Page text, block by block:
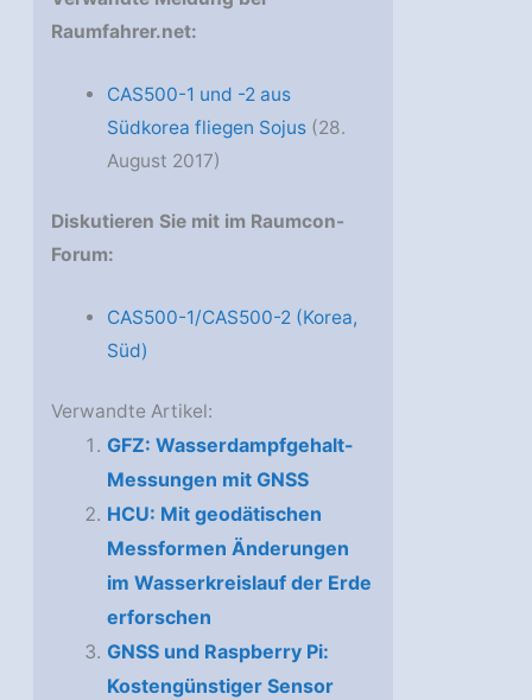
Raumfahrer.net:
CAS500-1 und -2 aus
Südkorea fliegen Sojus(28.
August 2017)
Diskutieren Sie mit im Raumcon-
Forum:
CAS500-1/CAS500-2 (Korea,
Süd)
Verwandte Artikel:
GFZ: Wasserdampfgehalt-
Messungen mit GNSS
HCU: Mit geodätischen
Messformen Änderungen
im Wasserkreislauf der Erde
erforschen
GNSS und Raspberry Pi:
Kostengünstiger Sensor